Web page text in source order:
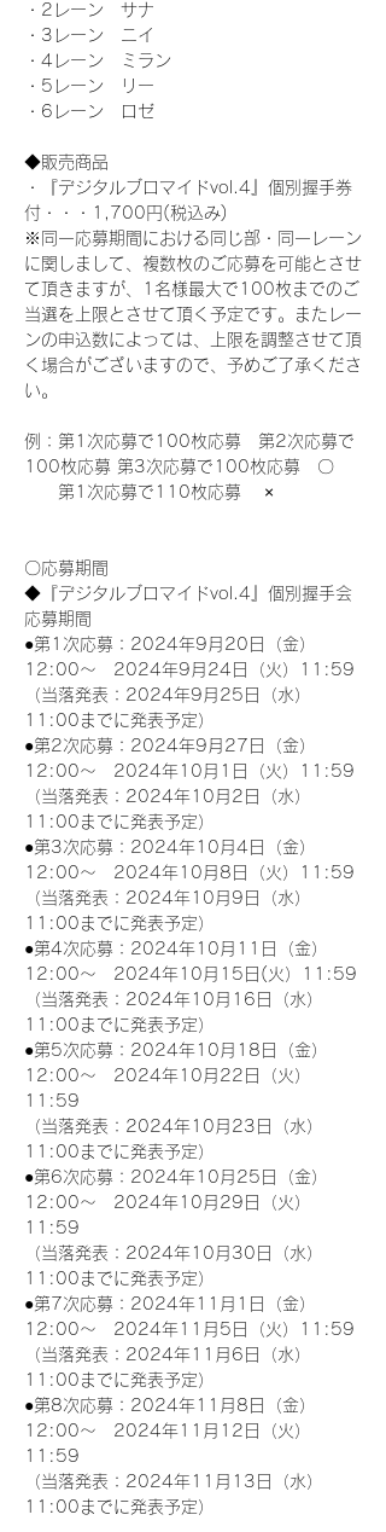
・2レーン　サナ
・3レーン　ニイ
・4レーン　ミラン
・5レーン　リー
・6レーン　ロゼ
◆販売商品
・『デジタルブロマイドvol.4』個別握手券
付・・・1,700円(税込み)
※同一応募期間における同じ部・同一レーン
に関しまして、複数枚のご応募を可能とさせ
て頂きますが、1名様最大で100枚までのご
当選を上限とさせて頂く予定です。またレー
ンの申込数によっては、上限を調整させて頂
く場合がございますので、予めご了承くださ
い。
例：第1次応募で100枚応募　第2次応募で
100枚応募 第3次応募で100枚応募　〇
第1次応募で110枚応募　 ×
〇応募期間
◆『デジタルブロマイドvol.4』個別握手会
応募期間
●第1次応募：2024年9月20日（金）
12:00～　2024年9月24日（火）11:59
（当落発表：2024年9月25日（水）
11:00までに発表予定）
●第2次応募：2024年9月27日（金）
12:00～　2024年10月1日（火）11:59
（当落発表：2024年10月2日（水）
11:00までに発表予定）
●第3次応募：2024年10月4日（金）
12:00～　2024年10月8日（火）11:59
（当落発表：2024年10月9日（水）
11:00までに発表予定）
●第4次応募：2024年10月11日（金）
12:00～　2024年10月15日(火）11:59
（当落発表：2024年10月16日（水）
11:00までに発表予定）
●第5次応募：2024年10月18日（金）
12:00～　2024年10月22日（火）
11:59
（当落発表：2024年10月23日（水）
11:00までに発表予定）
●第6次応募：2024年10月25日（金）
12:00～　2024年10月29日（火）
11:59
（当落発表：2024年10月30日（水）
11:00までに発表予定）
●第7次応募：2024年11月1日（金）
12:00～　2024年11月5日（火）11:59
（当落発表：2024年11月6日（水）
11:00までに発表予定）
●第8次応募：2024年11月8日（金）
12:00～　2024年11月12日（火）
11:59
（当落発表：2024年11月13日（水）
11:00までに発表予定）